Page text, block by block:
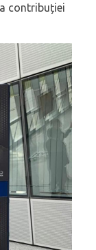
contribuției